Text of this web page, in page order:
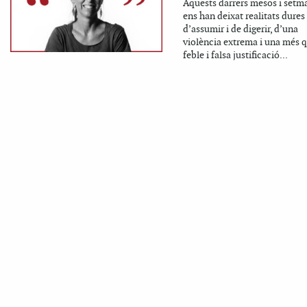
Aquests darrers mesos i
ens han deixat realitats dures
d’assumir i de digerir, d’una
violència extrema i una més
feble i falsa justificació...